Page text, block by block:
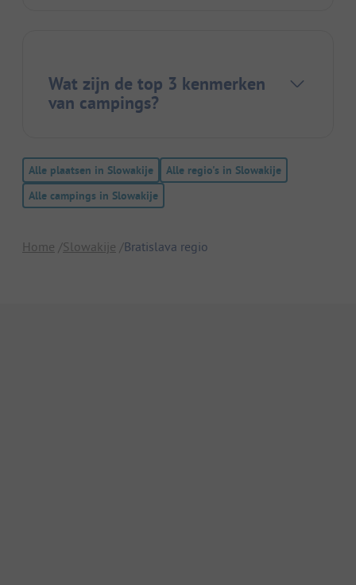
Wat zijn de top 3 kenmerken
van campings?
Alle plaatsen in Slowakije
Alle regio's in Slowakije
Alle campings in Slowakije
Home Slowakije Bratislava regio